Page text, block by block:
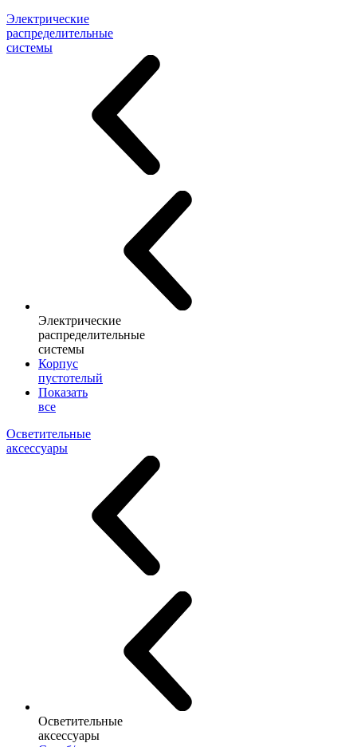
Электрические
распределительные
системы
Электрические
распределительные
системы
Корпус
пустотелый
Показать
все
Осветительные
аксессуары
Осветительные
аксессуары